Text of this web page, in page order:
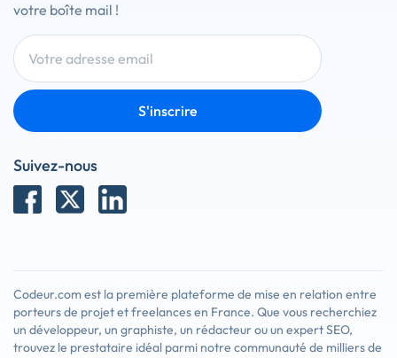
votre boîte mail !
S'inscrire
Suivez-nous
Codeur.com est la première plateforme de mise en relation entre
porteurs de projet et freelances en France. Que vous recherchiez
un développeur, un graphiste, un rédacteur ou un expert SEO,
trouvez le prestataire idéal parmi notre communauté de milliers de